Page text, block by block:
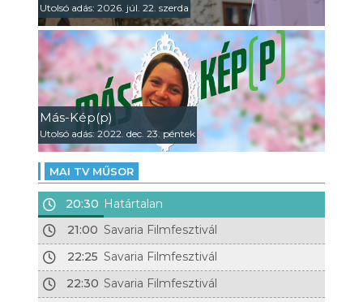
Utolsó adás: 2026. júl. 22. szerda
Más-Kép(p)
Utolsó adás: 2022. dec. 23. péntek
MAI TV MŰSOR
20:30 Határtalan
21:00 Savaria Filmfesztivál
22:25 Savaria Filmfesztivál
22:30 Savaria Filmfesztivál